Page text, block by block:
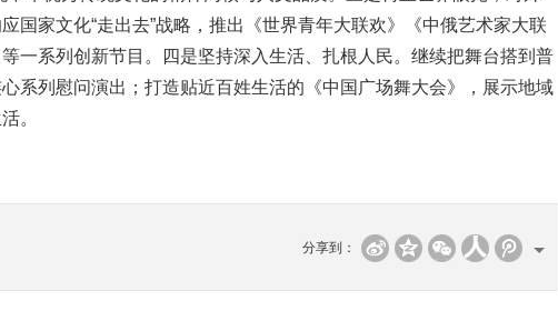
国家文化“走出去”战略，推出《世界青年大联欢》《中俄艺术家大联
一系列创新节目。四是坚持深入生活、扎根人民。继续把舞台搭到普
系列慰问演出；打造贴近百姓生活的《中国广场舞大会》，展示地域
。
分享到：